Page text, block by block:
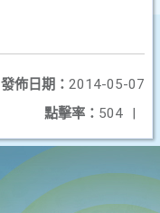
發佈日期： 2014-05-07
點擊率： 504 |